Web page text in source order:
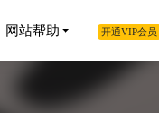
网站帮助 开通VIP会员